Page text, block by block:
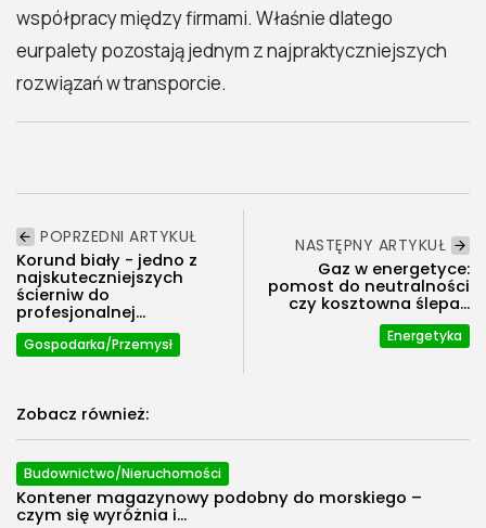
współpracy między firmami. Właśnie dlatego
eurpalety pozostają jednym z najpraktyczniejszych
rozwiązań w transporcie.
POPRZEDNI ARTYKUŁ
Korund biały - jedno z
najskuteczniejszych
ścierniw do
profesjonalnej...
Gospodarka/Przemysł
NASTĘPNY ARTYKUŁ
Gaz w energetyce:
pomost do neutralności
czy kosztowna ślepa...
Energetyka
Zobacz również:
Budownictwo/Nieruchomości
Kontener magazynowy podobny do morskiego –
czym się wyróżnia i...